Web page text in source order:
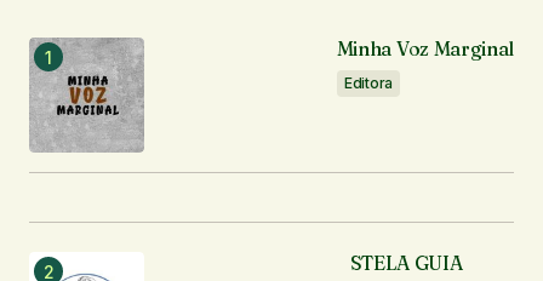
Minha Voz Marginal
Editora
STELA GUIA